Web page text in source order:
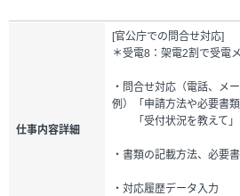
仕事内容詳細
[官公庁での問合せ対応]
＊受電8：架電2割で受電
・問合せ対応（電話、メー
例）「申請方法や必要書類
「受付状況を教えて」
・書類の記載方法、必要
・対応履歴データ入力